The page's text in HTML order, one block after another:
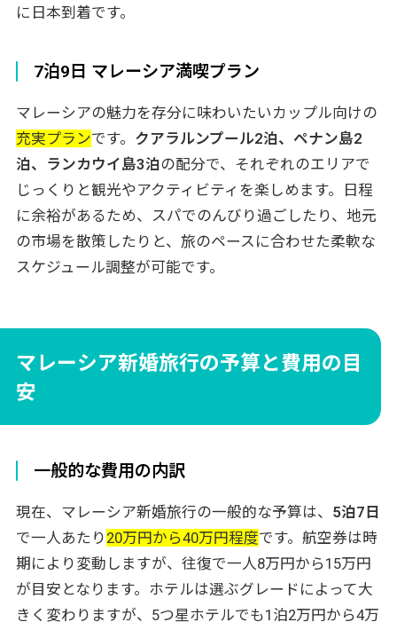
に日本到着です。
7泊9日 マレーシア満喫プラン
マレーシアの魅力を存分に味わいたいカップル向けの
充実プランです。 クアラルンプール2泊、ペナン島2
泊、ランカウイ島3泊の配分で、それぞれのエリアで
じっくりと観光やアクティビティを楽しめます。日程
に余裕があるため、スパでのんびり過ごしたり、地元
の市場を散策したりと、旅のペースに合わせた柔軟な
スケジュール調整が可能です。
マレーシア新婚旅行の予算と費用の目
安
一般的な費用の内訳
現在、マレーシア新婚旅行の一般的な予算は、 5泊7日
で一人あたり 20万円から40万円程度です。航空券は時
期により変動しますが、往復で一人8万円から15万円
が目安となります。ホテルは選ぶグレードによって大
きく変わりますが、5つ星ホテルでも1泊2万円から4万